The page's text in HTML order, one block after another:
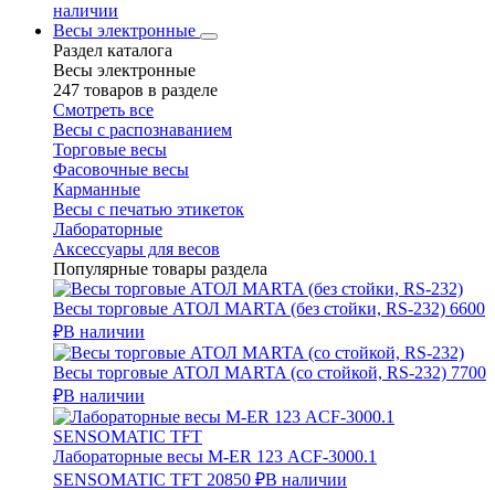
наличии
Весы электронные
Раздел каталога
Весы электронные
247 товаров в разделе
Смотреть все
Весы с распознаванием
Торговые весы
Фасовочные весы
Карманные
Весы с печатью этикеток
Лабораторные
Аксессуары для весов
Популярные товары раздела
Весы торговые АТОЛ MARTA (без стойки, RS-232) 6600
₽В наличии
Весы торговые АТОЛ MARTA (со стойкой, RS-232) 7700
₽В наличии
Лабораторные весы M-ER 123 АCF-3000.1
SENSOMATIC TFT 20850 ₽В наличии